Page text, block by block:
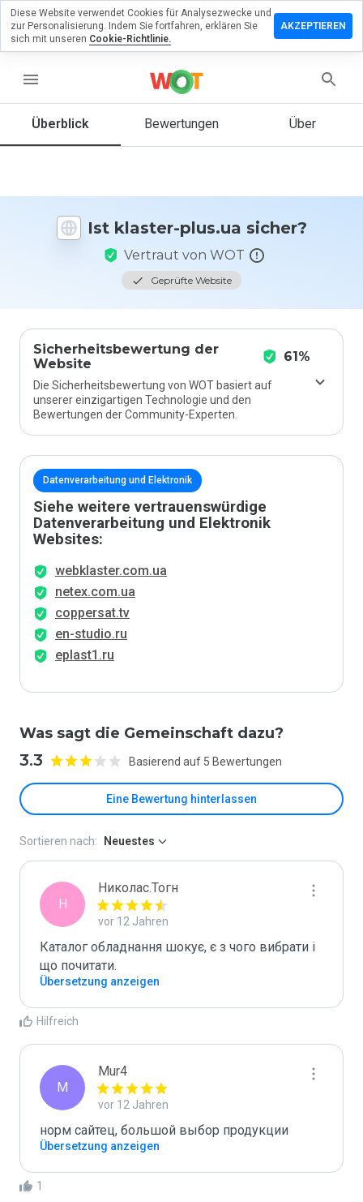
menu
Überblick Bewertungen Über
Ist klaster-plus.ua sicher?
Vertraut von WOT
Geprüfte Website
Sicherheitsbewertung der
Website
61%
Die Sicherheitsbewertung von WOT basiert auf
unserer einzigartigen Technologie und den
Bewertungen der Community-Experten.
Datenverarbeitung und Elektronik
Siehe weitere vertrauenswürdige
Datenverarbeitung und Elektronik
Websites:
webklaster.com.ua
netex.com.ua
coppersat.tv
en-studio.ru
eplast1.ru
Was sagt die Gemeinschaft dazu?
3.3 Basierend auf 5 Bewertungen
Eine Bewertung hinterlassen
eine
würden
Website
auf einer
Sortieren nach: Neuestes
Н
Николас.Тогн
vor 12 Jahren
Каталог обладнання шокує, є з чого вибрати і
що почитати.
Übersetzung anzeigen
Hilfreich
M
Mur4
vor 12 Jahren
норм сайтец, большой выбор продукции
Übersetzung anzeigen
1
Diese Website verwendet Cookies für Analysezwecke und
zur Personalisierung. Indem Sie fortfahren, erklären Sie
sich mit unseren Cookie-Richtlinie.
AKZEPTIEREN